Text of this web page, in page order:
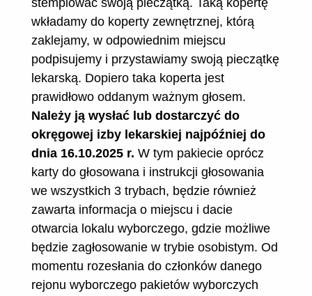
stemplować swoją pieczątką. Taką kopertę
wkładamy do koperty zewnętrznej, którą
zaklejamy, w odpowiednim miejscu
podpisujemy i przystawiamy swoją pieczątkę
lekarską. Dopiero taka koperta jest
prawidłowo oddanym ważnym głosem.
Należy ją wysłać lub dostarczyć do
okręgowej izby lekarskiej najpóźniej do
dnia 16.10.2025 r. W tym pakiecie oprócz
karty do głosowana i instrukcji głosowania
we wszystkich 3 trybach, będzie również
zawarta informacja o miejscu i dacie
otwarcia lokalu wyborczego, gdzie możliwe
będzie zagłosowanie w trybie osobistym. Od
momentu rozesłania do członków danego
rejonu wyborczego pakietów wyborczych